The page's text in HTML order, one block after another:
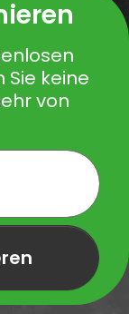
keine
von